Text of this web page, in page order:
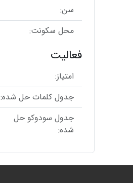
سن:
محل سکونت:
فعالیت
امتیاز:
جدول کلمات حل شده:
جدول سودوکو حل
شده: